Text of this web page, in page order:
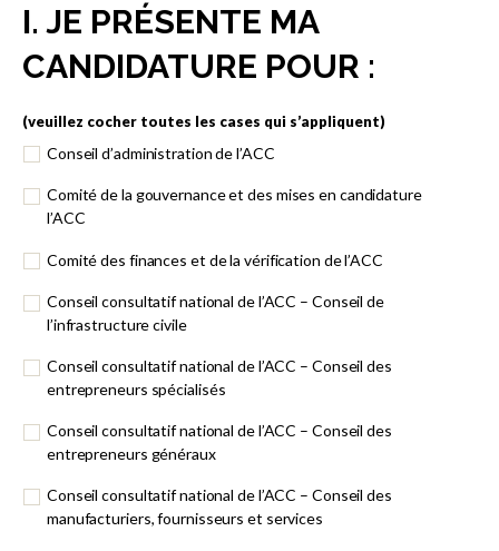
I. JE PRÉSENTE MA
CANDIDATURE POUR :
(veuillez
cocher
toutes
les
cases
s’appliquent)
(veuillez cocher toutes les cases qui s’appliquent)
Conseil d’administration de l’ACC
Comité de la gouvernance et des mises en candidature
l’ACC
Comité des finances et de la vérification de l’ACC
Conseil consultatif national de l’ACC – Conseil de
l’infrastructure civile
Conseil consultatif national de l’ACC – Conseil des
entrepreneurs spécialisés
Conseil consultatif national de l’ACC – Conseil des
entrepreneurs généraux
Conseil consultatif national de l’ACC – Conseil des
manufacturiers, fournisseurs et services